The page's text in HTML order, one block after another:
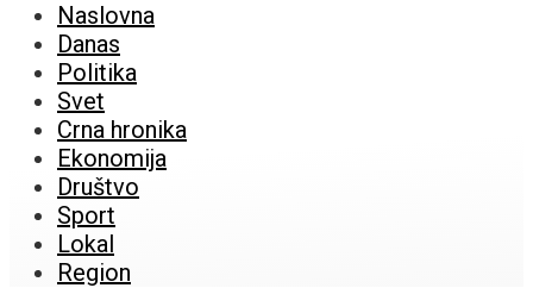
Naslovna
Danas
Politika
Svet
Crna hronika
Ekonomija
Društvo
Sport
Lokal
Region